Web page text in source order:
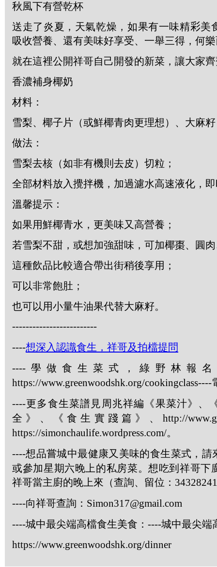
秋風下有營乾杯
送走了炎夏，天氣乾燥，如果有一味精彩美
吸收營養、還有美味好享受、一舉三得，何
就在這裡公開祥哥自己開發的新菜，讓大家
香濃補身椰奶
材料：
雪梨、椰子片（或鮮椰青肉更理想）、大麻
做法：
雪梨去核（如非有機則去皮）切粒；
全部材料放入攪拌機，加過濾水高速液化，
溫馨提示：
如果用鮮椰青水，更美味又高營養；
若雪梨不甜，或想加強甜味，可加椰棗、圓
這種飲品比較適合帶出街稍後享用；
可以非常飽肚；
也可以用小量牛油果代替大麻籽。
-------------------------
----想深入認識食生，祥哥及拍檔提問
---- 學做食生菜式，綠野林報
https://www.greenwoodshk.org/cookingclass----
----更多食生菜譜見周兆祥編《果菜汁》、
全》、《食生實踐篇》、 http://
https://simonchaulife.wordpress.com/。
----想品嘗城中最健康又美味的食生菜式，請
或參加星期六晚上的私房菜。想吃到祥哥下
祥哥當主廚的晚上來（查詢、留位：
----向祥哥查詢： Simon317@gmail.com
----城中最尖端高檔食生美食： ----城中最尖端
https://www.greenwoodshk.org/dinner